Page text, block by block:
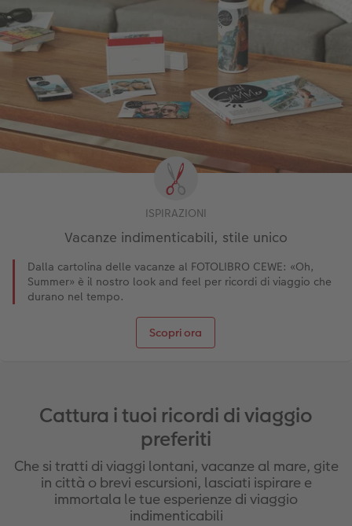
ISPIRAZIONI
Vacanze indimenticabili, stile unico
Dalla cartolina delle vacanze al FOTOLIBRO CEWE: «Oh,
Summer» è il nostro look and feel per ricordi di viaggio che
durano nel tempo.
Scopri ora
Cattura i tuoi ricordi di viaggio
preferiti
Che si tratti di viaggi lontani, vacanze al mare, gite
in città o brevi escursioni, lasciati ispirare e
immortala le tue esperienze di viaggio
indimenticabili